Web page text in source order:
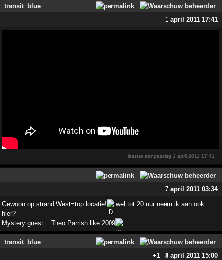
transit_blue
1 april 2011 17:41
laatste aanpassing 1 april 2011 17:41
7 april 2011 03:34
Gewoon op strand West=top locatie!
wel tot 20 uur neem ik aan ook
hier?
Mystery guest....Theo Parrish like 2009
transit_blue
+1
8 april 2011 15:00